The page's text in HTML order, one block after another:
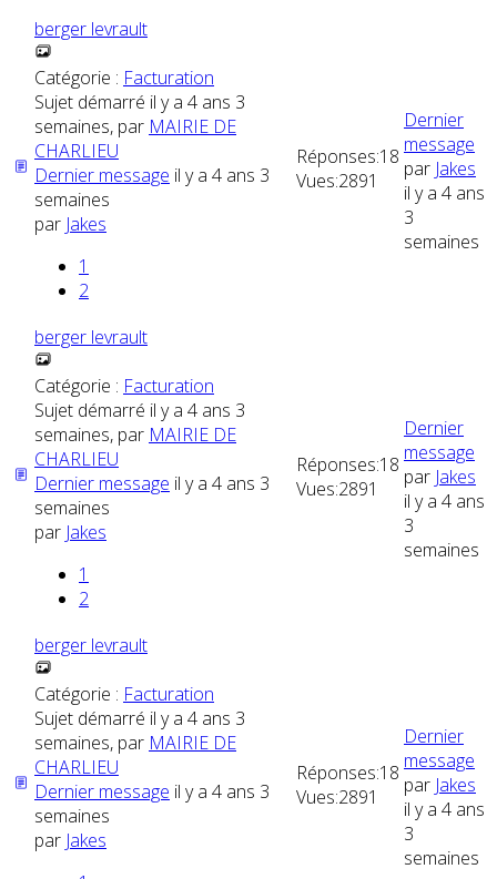
berger levrault
Catégorie : Facturation
Sujet démarré il y a 4 ans 3
semaines, par MAIRIE DE
CHARLIEU
Dernier message il y a 4 ans 3
semaines
par Jakes
1
2
Réponses:18
Vues:2891
Dernier
message
par Jakes
il y a 4 ans
3
semaines
berger levrault
Catégorie : Facturation
Sujet démarré il y a 4 ans 3
semaines, par MAIRIE DE
CHARLIEU
Dernier message il y a 4 ans 3
semaines
par Jakes
1
2
Réponses:18
Vues:2891
Dernier
message
par Jakes
il y a 4 ans
3
semaines
berger levrault
Catégorie : Facturation
Sujet démarré il y a 4 ans 3
semaines, par MAIRIE DE
CHARLIEU
Dernier message il y a 4 ans 3
semaines
par Jakes
Réponses:18
Vues:2891
Dernier
message
par Jakes
il y a 4 ans
3
semaines